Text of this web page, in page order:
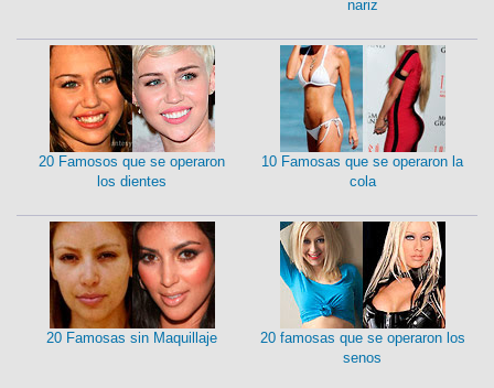
nariz
20 Famosos que se operaron
los dientes
10 Famosas que se operaron la
cola
20 Famosas sin Maquillaje
20 famosas que se operaron los
senos